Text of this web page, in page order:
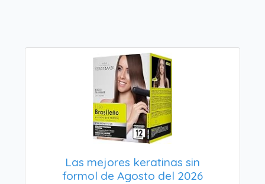
Las mejores keratinas sin
formol de Agosto del 2026